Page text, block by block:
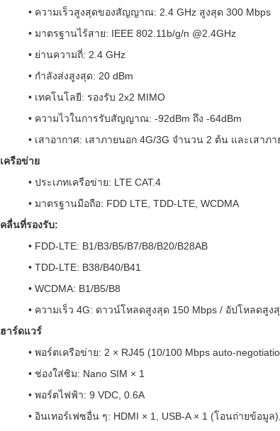
• ความเร็วสูงสุดของสัญญาณ: 2.4 GHz สูงสุด 300 Mbps
• มาตรฐานไร้สาย: IEEE 802.11b/g/n @2.4GHz
• ย่านความถี่: 2.4 GHz
• กำลังส่งสูงสุด: 20 dBm
• เทคโนโลยี: รองรับ 2x2 MIMO
• ความไวในการรับสัญญาณ: -92dBm ถึง -64dBm
• เสาอากาศ: เสาภายนอก 4G/3G จำนวน 2 ต้น และเสาภ
เครือข่าย
• ประเภทเครือข่าย: LTE CAT.4
• มาตรฐานมือถือ: FDD LTE, TDD-LTE, WCDMA
คลื่นที่รองรับ:
• FDD-LTE: B1/B3/B5/B7/B8/B20/B28AB
• TDD-LTE: B38/B40/B41
• WCDMA: B1/B5/B8
• ความเร็ว 4G: ดาวน์โหลดสูงสุด 150 Mbps / อัปโหลดสูง
ฮาร์ดแวร์
• พอร์ตเครือข่าย: 2 × RJ45 (10/100 Mbps auto-
• ช่องใส่ซิม: Nano SIM × 1
• พอร์ตไฟฟ้า: 9 VDC, 0.6A
• อินเทอร์เฟซอื่น ๆ: HDMI × 1, USB-A × 1 (โอนถ่ายข้อมูล